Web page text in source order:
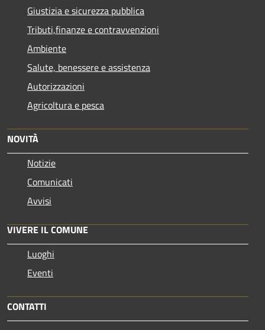
Giustizia e sicurezza pubblica
Tributi,finanze e contravvenzioni
Ambiente
Salute, benessere e assistenza
Autorizzazioni
Agricoltura e pesca
NOVITÀ
Notizie
Comunicati
Avvisi
VIVERE IL COMUNE
Luoghi
Eventi
CONTATTI